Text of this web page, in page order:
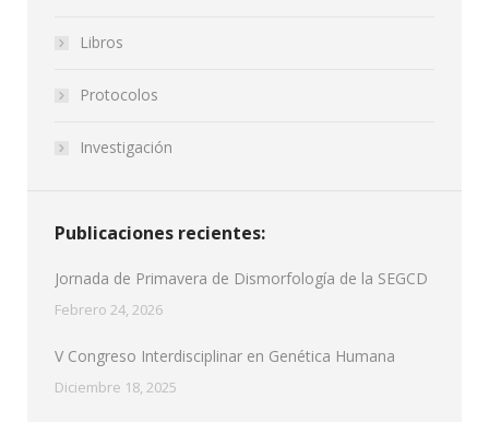
Libros
Protocolos
Investigación
Publicaciones recientes:
Jornada de Primavera de Dismorfología de la SEGCD
Febrero 24, 2026
V Congreso Interdisciplinar en Genética Humana
Diciembre 18, 2025